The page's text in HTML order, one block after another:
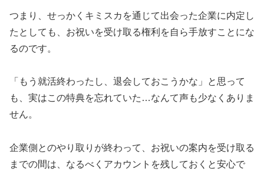
つまり、せっかくキミスカを通じて出会った企業に内定し
たとしても、お祝いを受け取る権利を自ら手放すことにな
るのです。
「もう就活終わったし、退会しておこうかな」と思って
も、実はこの特典を忘れていた…なんて声も少なくありま
せん。
企業側とのやり取りが終わって、お祝いの案内を受け取る
までの間は、なるべくアカウントを残しておくと安心で